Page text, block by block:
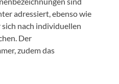
adressiert, ebenso wie
nach individuellen
Der
zudem das